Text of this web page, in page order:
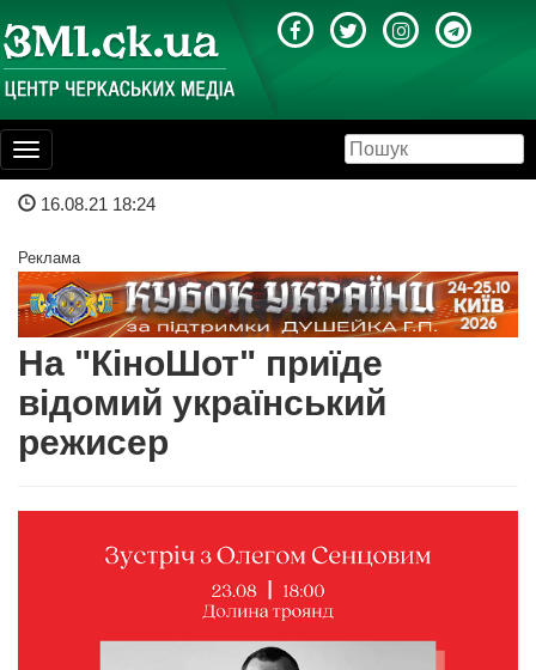
Toggle
navigation
16.08.21 18:24
Реклама
На "КіноШот" приїде
відомий український
режисер